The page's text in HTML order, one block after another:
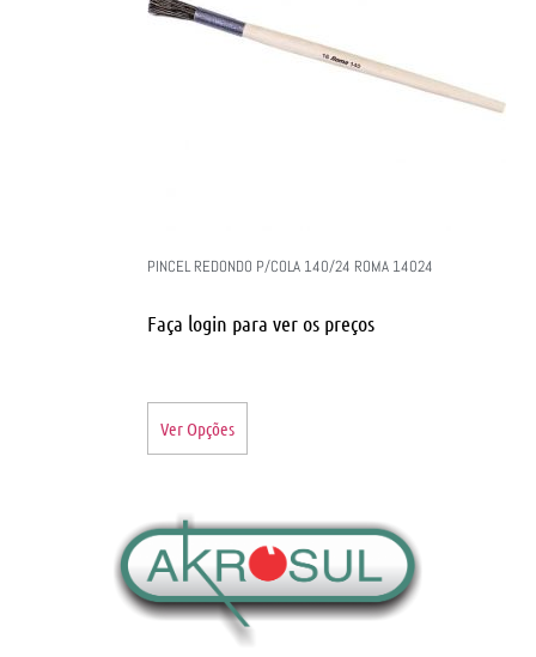
PINCEL REDONDO P/COLA 140/24 ROMA 14024
Faça login para ver os preços
Ver Opções